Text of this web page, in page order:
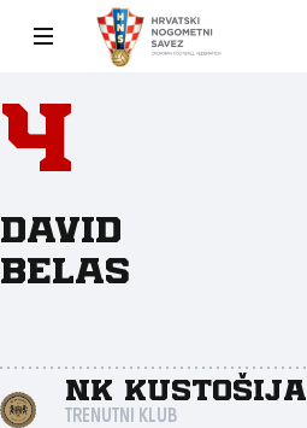
4
David
Belas
NK Kustošija
TRENUTNI KLUB